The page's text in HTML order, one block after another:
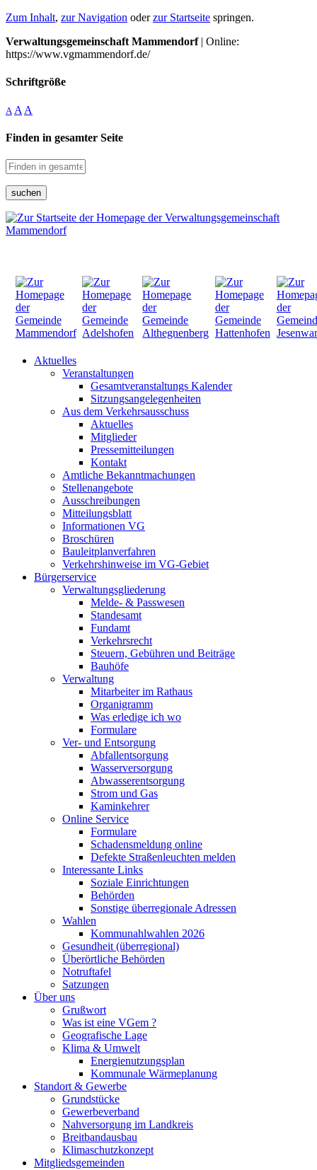
Zum Inhalt, zur Navigation oderzur Startseite springen.
Verwaltungsgemeinschaft Mammendorf| Online:
https://www.vgmammendorf.de/
Schriftgröße
A A A
Finden in gesamter Seite
suchen
Aktuelles
Veranstaltungen
Gesamtveranstaltungs Kalender
Sitzungsangelegenheiten
Aus dem Verkehrsausschuss
Aktuelles
Mitglieder
Pressemitteilungen
Kontakt
Amtliche Bekanntmachungen
Stellenangebote
Ausschreibungen
Mitteilungsblatt
Informationen VG
Broschüren
Bauleitplanverfahren
Verkehrshinweise im VG-Gebiet
Bürgerservice
Verwaltungsgliederung
Melde- & Passwesen
Standesamt
Fundamt
Verkehrsrecht
Steuern, Gebühren und Beiträge
Bauhöfe
Verwaltung
Mitarbeiter im Rathaus
Organigramm
Was erledige ich wo
Formulare
Ver- und Entsorgung
Abfallentsorgung
Wasserversorgung
Abwasserentsorgung
Strom und Gas
Kaminkehrer
Online Service
Formulare
Schadensmeldung online
Defekte Straßenleuchten melden
Interessante Links
Soziale Einrichtungen
Behörden
Sonstige überregionale Adressen
Wahlen
Kommunahlwahlen 2026
Gesundheit (überregional)
Überörtliche Behörden
Notruftafel
Satzungen
Über uns
Grußwort
Was ist eine VGem ?
Geografische Lage
Klima & Umwelt
Energienutzungsplan
Kommunale Wärmeplanung
Standort & Gewerbe
Grundstücke
Gewerbeverband
Nahversorgung im Landkreis
Breitbandausbau
Klimaschutzkonzept
Mitgliedsgemeinden